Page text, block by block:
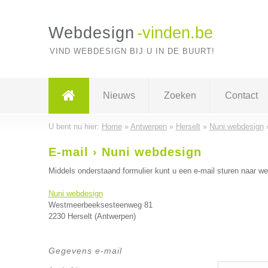
Webdesign -vinden.be
VIND WEBDESIGN BIJ U IN DE BUURT!
Nieuws Zoeken Contact
U bent nu hier: Home» Antwerpen» Herselt» Nuni webdesign
E-mail › Nuni webdesign
Middels onderstaand formulier kunt u een e-mail sturen naar
Nuni webdesign
Westmeerbeeksesteenweg 81
2230 Herselt (Antwerpen)
Gegevens e-mail